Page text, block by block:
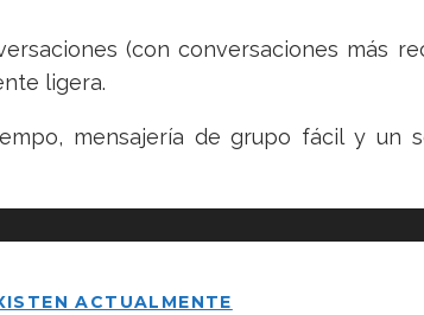
(con conversaciones más
ligera.
mensajería de grupo fácil y un
ACTUALMENTE